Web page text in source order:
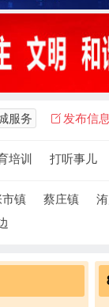
服务 发布信息
培训 打听事儿
市镇 蔡庄镇